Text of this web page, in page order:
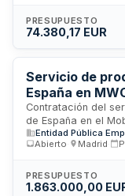
desmontaje final,
la presentación
PRESUPUESTO
74.380,17 EUR
Servicio de
España en
Contratación del
de España en el
El servicio
sus
seguimiento y
prestación para
Entidad Pública
Abierto
Madrid
PRESUPUESTO
1.863.000,00